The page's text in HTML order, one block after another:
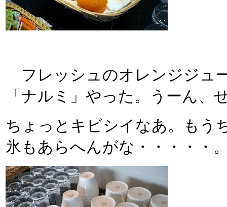
フレッシュのオレンジジュ
「ナルミ」やった。うーん
ちょっとキビシイなあ。もう
氷もあらへんがな・・・・・